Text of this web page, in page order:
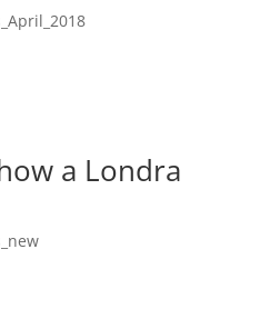
a Londra